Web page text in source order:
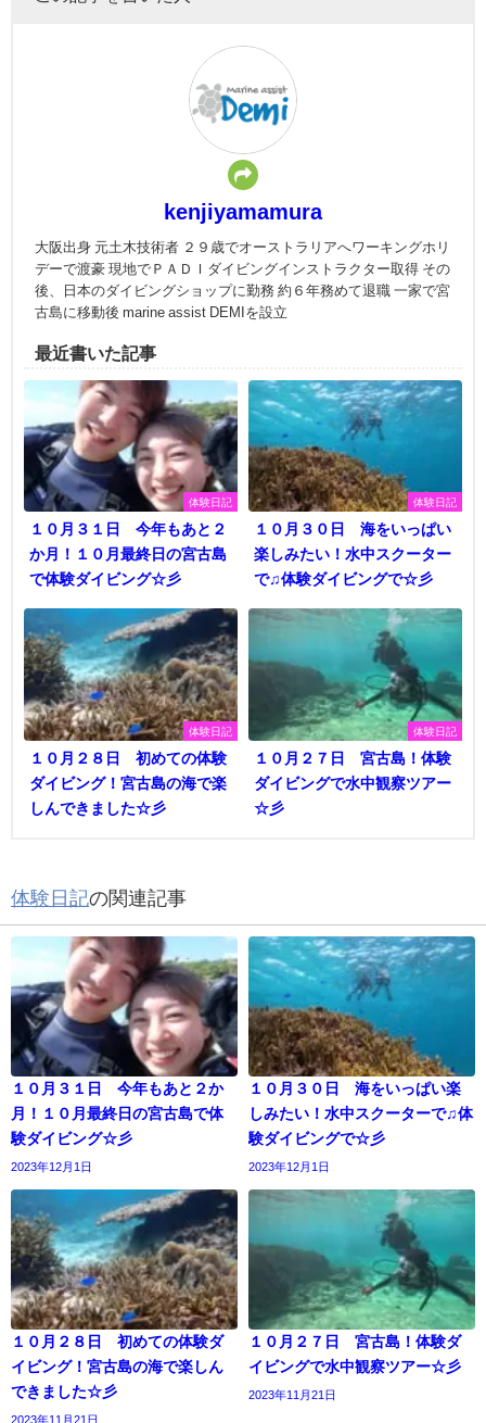
kenjiyamamura
大阪出身 元土木技術者 ２９歳でオーストラリアへワーキングホリ
デーで渡豪 現地でＰＡＤＩダイビングインストラクター取得 その
後、日本のダイビングショップに勤務 約６年務めて退職 一家で宮
古島に移動後 marine assist DEMIを設立
最近書いた記事
体験日記
１０月３１日 今年もあと２
か月！１０月最終日の宮古島
で体験ダイビング☆彡
体験日記
１０月３０日 海をいっぱい
楽しみたい！水中スクーター
で♫体験ダイビングで☆彡
体験日記
１０月２８日 初めての体験
ダイビング！宮古島の海で楽
しんできました☆彡
体験日記
１０月２７日 宮古島！体験
ダイビングで水中観察ツアー
☆彡
体験日記の関連記事
１０月３１日 今年もあと２か
月！１０月最終日の宮古島で体
験ダイビング☆彡
2023年12月1日
１０月３０日 海をいっぱい楽
しみたい！水中スクーターで♫体
験ダイビングで☆彡
2023年12月1日
１０月２８日 初めての体験ダ
イビング！宮古島の海で楽しん
できました☆彡
2023年11月21日
１０月２７日 宮古島！体験ダ
イビングで水中観察ツアー☆彡
2023年11月21日